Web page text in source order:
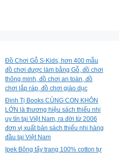
Đồ Chơi Gỗ S-Kids, hơn 400 mẫu
đồ chơi được làm bằng Gỗ, đồ chơi
thông minh, đồ chơi an toàn, đồ
chơi lắp ráp, đồ chơi giáo dục
Đinh Tị Books CÙNG CON KHÔN
LỚN là thương hiệu sách thiếu nhi
uy tín tại Việt Nam, ra đời từ 2006
đơn vị xuất bản sách thiếu nhi hàng
đầu tại Việt Nam
Ipek Bông tẩy trang 100% cotton tự